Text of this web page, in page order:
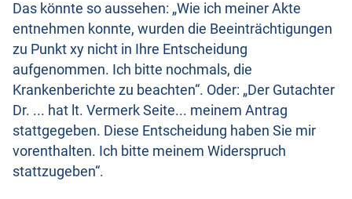
Das könnte so aussehen: „Wie ich meiner Akte
entnehmen konnte, wurden die Beeinträchtigungen
zu Punkt xy nicht in Ihre Entscheidung
aufgenommen. Ich bitte nochmals, die
Krankenberichte zu beachten“. Oder: „Der Gutachter
Dr. ... hat lt. Vermerk Seite... meinem Antrag
stattgegeben. Diese Entscheidung haben Sie mir
vorenthalten. Ich bitte meinem Widerspruch
stattzugeben“.